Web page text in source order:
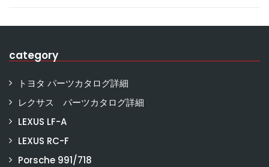
category
トヨタ パーツカタログ詳細
レクサス パーツカタログ詳細
LEXUS LF-A
LEXUS RC-F
Porsche 991/718